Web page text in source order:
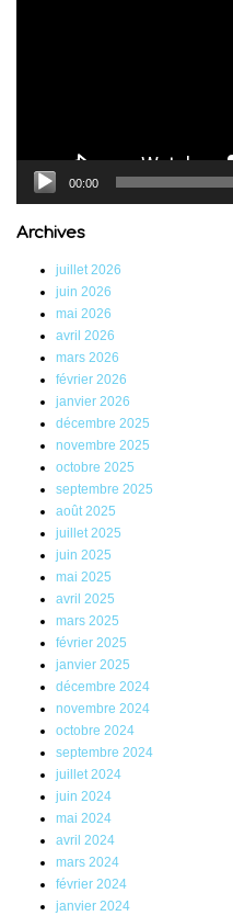
00:00
Archives
juillet 2026
juin 2026
mai 2026
avril 2026
mars 2026
février 2026
janvier 2026
décembre 2025
novembre 2025
octobre 2025
septembre 2025
août 2025
juillet 2025
juin 2025
mai 2025
avril 2025
mars 2025
février 2025
janvier 2025
décembre 2024
novembre 2024
octobre 2024
septembre 2024
juillet 2024
juin 2024
mai 2024
avril 2024
mars 2024
février 2024
janvier 2024